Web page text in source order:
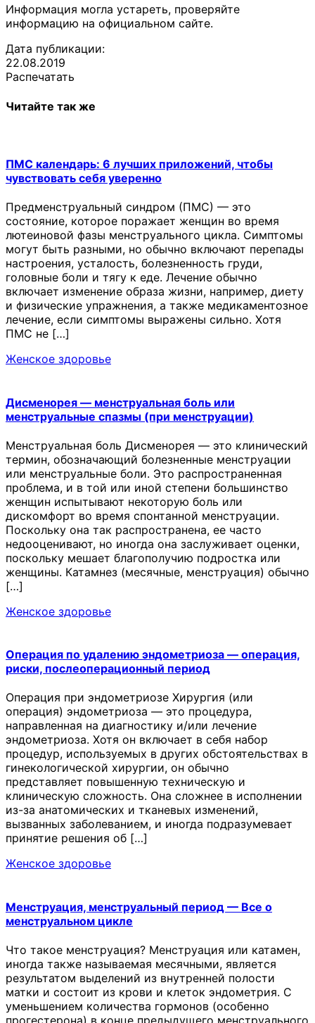
Информация могла устареть, проверяйте
информацию на официальном сайте.
Дата публикации:
22.08.2019
Распечатать
Читайте так же
ПМС календарь: 6 лучших приложений, чтобы
чувствовать себя уверенно
Предменструальный синдром (ПМС) — это
состояние, которое поражает женщин во время
лютеиновой фазы менструального цикла. Симптомы
могут быть разными, но обычно включают перепады
настроения, усталость, болезненность груди,
головные боли и тягу к еде. Лечение обычно
включает изменение образа жизни, например, диету
и физические упражнения, а также медикаментозное
лечение, если симптомы выражены сильно. Хотя
ПМС не […]
Женское здоровье
Дисменорея — менструальная боль или
менструальные спазмы (при менструации)
Менструальная боль Дисменорея — это клинический
термин, обозначающий болезненные менструации
или менструальные боли. Это распространенная
проблема, и в той или иной степени большинство
женщин испытывают некоторую боль или
дискомфорт во время спонтанной менструации.
Поскольку она так распространена, ее часто
недооценивают, но иногда она заслуживает оценки,
поскольку мешает благополучию подростка или
женщины. Катамнез (месячные, менструация) обычно
[…]
Женское здоровье
Операция по удалению эндометриоза — операция,
риски, послеоперационный период
Операция при эндометриозе Хирургия (или
операция) эндометриоза — это процедура,
направленная на диагностику и/или лечение
эндометриоза. Хотя он включает в себя набор
процедур, используемых в других обстоятельствах в
гинекологической хирургии, он обычно
представляет повышенную техническую и
клиническую сложность. Она сложнее в исполнении
из-за анатомических и тканевых изменений,
вызванных заболеванием, и иногда подразумевает
принятие решения об […]
Женское здоровье
Менструация, менструальный период — Все о
менструальном цикле
Что такое менструация? Менструация или катамен,
иногда также называемая месячными, является
результатом выделений из внутренней полости
матки и состоит из крови и клеток эндометрия. С
уменьшением количества гормонов (особенно
прогестерона) в конце предыдущего менструального